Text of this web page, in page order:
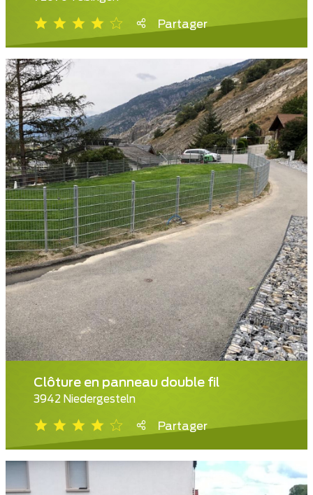
Partager
Clôture en panneau double fil
3942 Niedergesteln
Partager